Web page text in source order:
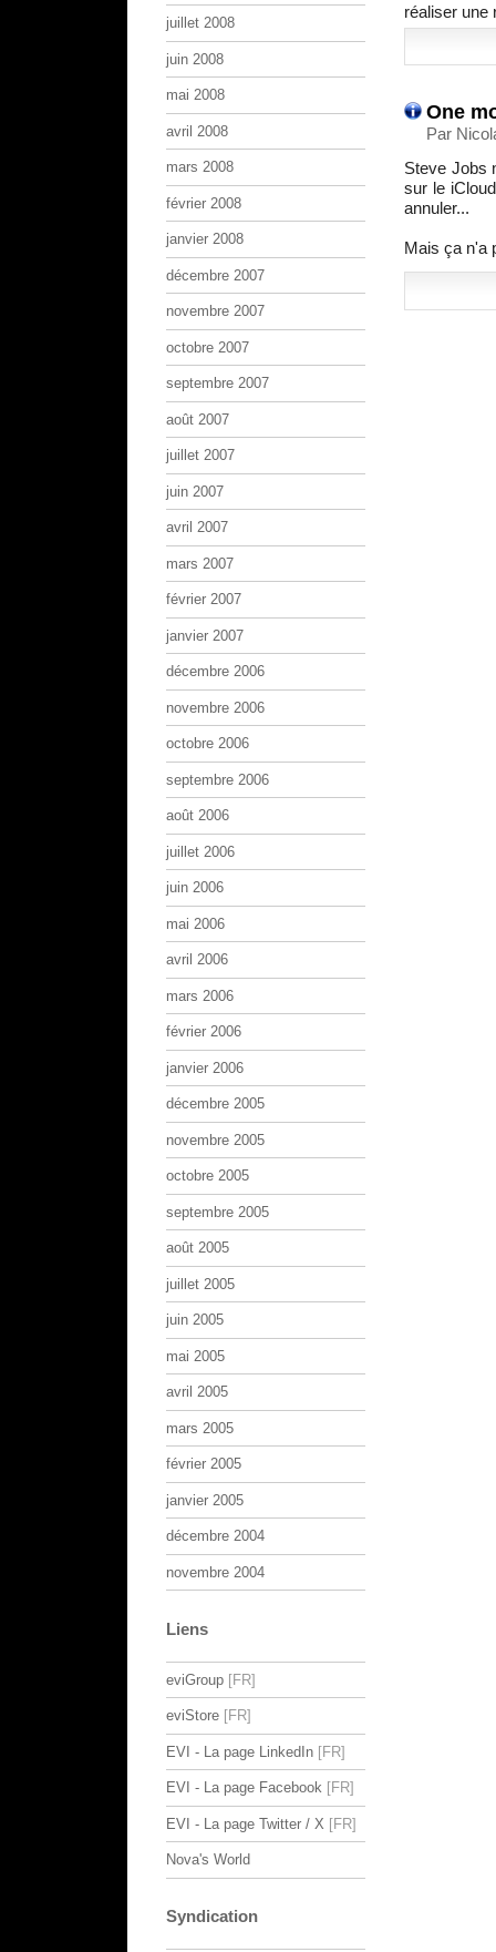
réaliser une
One
Par
Steve Jobs
sur le
annuler...
Mais ça n'a
juillet 2008
juin 2008
mai 2008
avril 2008
mars 2008
février 2008
janvier 2008
décembre 2007
novembre 2007
octobre 2007
septembre 2007
août 2007
juillet 2007
juin 2007
avril 2007
mars 2007
février 2007
janvier 2007
décembre 2006
novembre 2006
octobre 2006
septembre 2006
août 2006
juillet 2006
juin 2006
mai 2006
avril 2006
mars 2006
février 2006
janvier 2006
décembre 2005
novembre 2005
octobre 2005
septembre 2005
août 2005
juillet 2005
juin 2005
mai 2005
avril 2005
mars 2005
février 2005
janvier 2005
décembre 2004
novembre 2004
Liens
eviGroup
eviStore
EVI - La page LinkedIn
EVI - La page Facebook
EVI - La page Twitter / X
Nova's World
Syndication